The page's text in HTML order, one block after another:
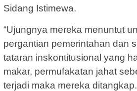
Sidang Istimewa.
“Ujungnya mereka menuntut
pergantian pemerintahan dan
tataran inskontitusional yang
makar, permufakatan jahat
terjadi maka mereka